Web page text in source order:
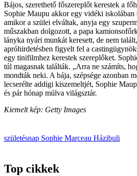
Bájos, szerethető főszereplőt kerestek a
Sophie Maupu akkor egy vidéki
amikor a szülei elváltak, anyja egy
műszakban dolgozott, a papa
lányka nyári munkát keresett, de nem
apróhirdetésben figyelt fel a
egy tinifilmhez kerestek szereplőket.
túl magasnak találták. „Arra ne számíts,
mondták neki. A bája, szépsége azonban
lecserélte addigi kiszemeltjét, Sophie
és pár hónap múlva világsztár.
Kiemelt kép: Getty Images
születésnap Sophie Marceau Házibuli
Top cikkek